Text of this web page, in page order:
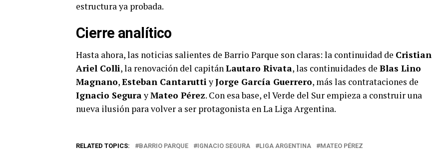
estructura ya probada.
Cierre analítico
Hasta ahora, las noticias salientes de Barrio Parque son claras: la continuidad de Cristian
Ariel Colli, la renovación del capitánLautaro Rivata, las continuidades de Blas Lino
Magnano,Esteban CantaruttiyJorge García Guerrero, más las contrataciones de
Ignacio SegurayMateo Pérez. Con esa base, el Verde del Sur empieza a construir una
nueva ilusión para volver a ser protagonista en La Liga Argentina.
RELATED TOPICS: BARRIO PARQUE IGNACIO SEGURA LIGA ARGENTINA MATEO PÉREZ